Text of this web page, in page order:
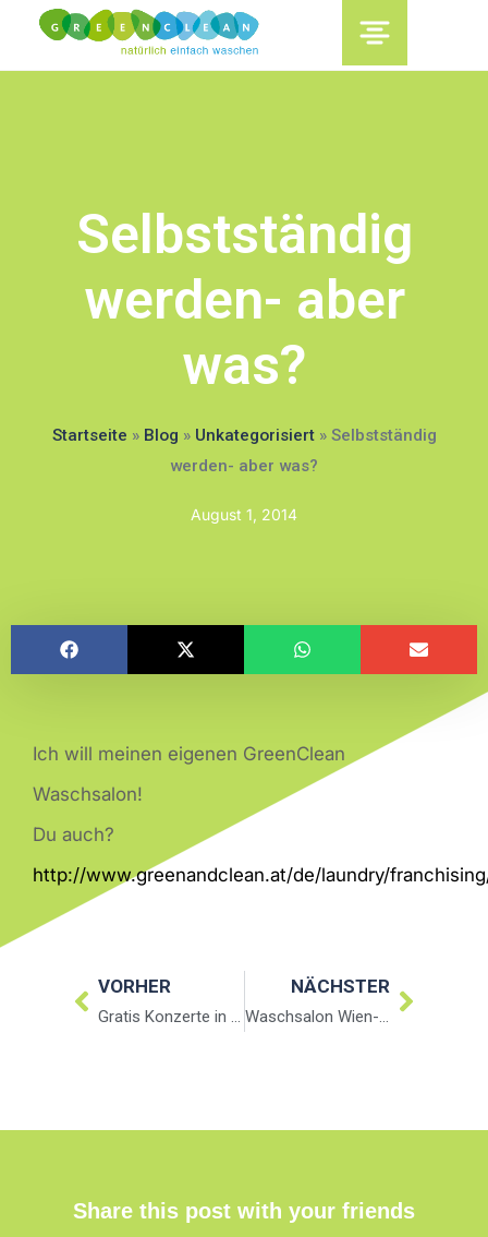
content
Selbstständig
werden- aber
was?
Startseite » Blog » Unkategorisiert» Selbstständig
werden- aber was?
August 1, 2014
Ich will meinen eigenen GreenClean
Waschsalon!
Du auch?
http://www.greenandclean.at/de/laundry/
VORHER
Gratis Konzerte in GreenClean Waschsalons Wien
NÄCHSTER
Waschsalon Wien-Münzwäscherei Wien-Selbstbedienungs Wasch Center Wien
Share this post with your friends